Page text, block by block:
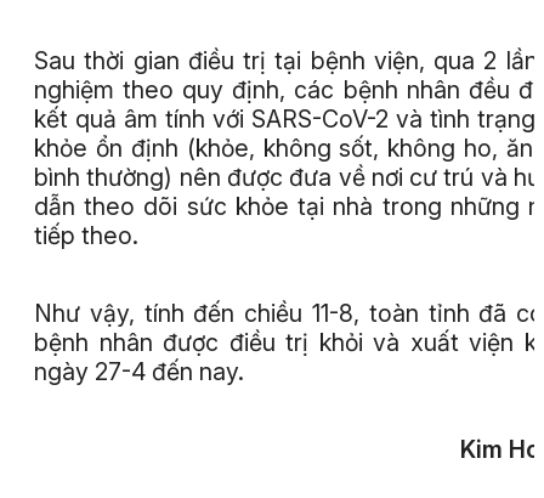
Sau thời gian điều trị tại bệnh viện, qua 2
nghiệm theo quy định, các bệnh nhân đều
kết quả âm tính với SARS-CoV-2 và tình trạng
khỏe ổn định (khỏe, không sốt, không ho, ăn
bình thường) nên được đưa về nơi cư trú và
dẫn theo dõi sức khỏe tại nhà trong những
tiếp theo.
Như vậy, tính đến chiều 11-8, toàn tỉnh đã
bệnh nhân được điều trị khỏi và xuất viện
ngày 27-4 đến nay.
Kim